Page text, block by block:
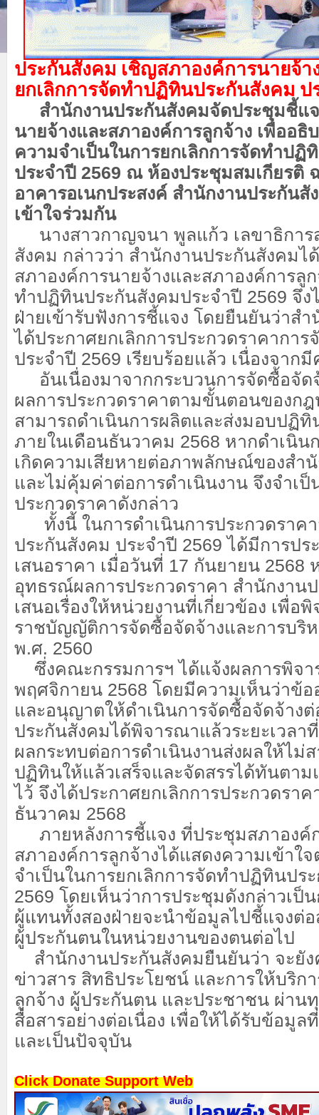
ประกันสังคม เชิญสภาองค์การนายจ้า
ยกเลิกการจัดทำปฏิทินประกันสังคม ป
สำนักงานประกันสังคมจัดประชุมชี้แจ
นายจ้างและสภาองค์การลูกจ้าง เพื่ออธิ
ความจำเป็นในการยกเลิกการจัดทำปฏิ
ประจำปี 2569 ณ ห้องประชุมสมเกียรติ
อาคารอเนกประสงค์ สำนักงานประกันสั
เข้าใจร่วมกัน
นางสาวกาญจนา พูลแก้ว เลขาธิการ
สังคม กล่าวว่า สำนักงานประกันสังคมไ
สภาองค์การนายจ้างและสภาองค์การลู
ทำปฏิทินประกันสังคมประจำปี 2569 จึ
ฝ่ายเข้ารับฟังการชี้แจง โดยยืนยันว่าส
ได้ประกาศยกเลิกการประกวดราคากา
ประจำปี 2569 เรียบร้อยแล้ว เนื่องจาก
อันเนื่องมาจากกระบวนการจัดซื้อจัด
ผลการประกวดราคาตามขั้นตอนของก
สามารถดำเนินการผลิตและส่งมอบปฏิ
ภายในเดือนธันวาคม 2568 หากดำเนิน
เกิดความเสียหายต่อภาพลักษณ์ของสำ
และไม่คุ้มค่าต่อการดำเนินงาน จึงจำเป็
ประกวดราคาดังกล่าว
ทั้งนี้ ในการดำเนินการประกวดราค
ประกันสังคม ประจำปี 2569 ได้มีการปร
เสนอราคา เมื่อวันที่ 17 กันยายน 2568
อุทธรณ์ผลการประกวดราคา สำนักงาน
เสนอเรื่องให้หน่วยงานที่เกี่ยวข้อง เพื่อ
ราชบัญญัติการจัดซื้อจัดจ้างและการบริ
พ.ศ. 2560
ซึ่งคณะกรรมการฯ ได้แจ้งผลการพิจ
พฤศจิกายน 2568 โดยมีความเห็นว่าข้
และอนุญาตให้ดำเนินการจัดซื้อจัดจ้าง
ประกันสังคมได้พิจารณาแล้วระยะเวลา
ผลกระทบต่อการดำเนินงานส่งผลให้ไม่
ปฏิทินให้แล้วเสร็จและจัดสรรได้ทันตา
ไว้ จึงได้ประกาศยกเลิกการประกวดรา
ธันวาคม 2568
ภายหลังการชี้แจง ที่ประชุมสภาองค์
สภาองค์การลูกจ้างได้แสดงความเข้าใ
จำเป็นในการยกเลิกการจัดทำปฏิทินปร
2569 โดยเห็นว่าการประชุมดังกล่าวเป็
ผู้แทนทั้งสองฝ่ายจะนำข้อมูลไปชี้แจงต่
ผู้ประกันตนในหน่วยงานของตนต่อไป
สำนักงานประกันสังคมยืนยันว่า จะยัง
ข่าวสาร สิทธิประโยชน์ และการให้บริก
ลูกจ้าง ผู้ประกันตน และประชาชน ผ่าน
สื่อสารอย่างต่อเนื่อง เพื่อให้ได้รับข้อมูล
และเป็นปัจจุบัน
Click Donate Support Web